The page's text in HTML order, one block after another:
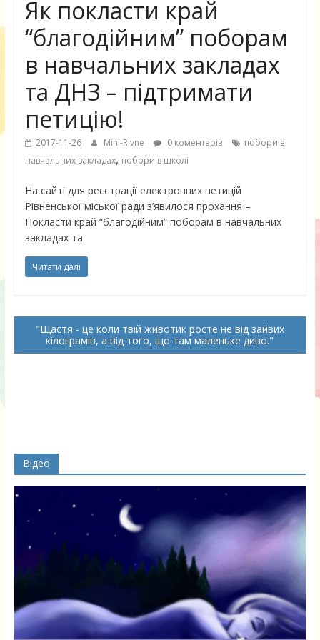
Як покласти край
“благодійним” поборам
в навчальних закладах
та ДНЗ – підтримати
петицію!
2017-11-26 Mini-Rivne 0 коментарів
побори в
навчальних закладах, побори в школі
На сайті для реєстрації електронних петицій
Рівненської міської ради з’явилося прохання –
Покласти край “благодійним” поборам в навчальних
закладах та
Читати далі
Щастя - це коли твій животик росте не від зайвих
кілограмів, а від того, що там маленьке диво.
Відео